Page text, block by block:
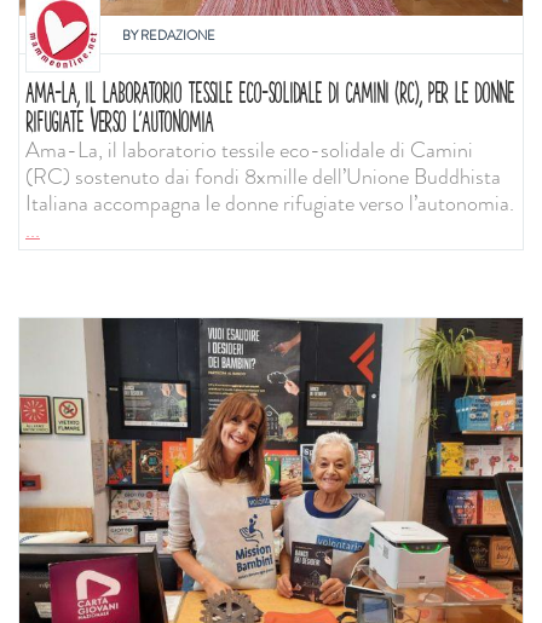
BYREDAZIONE
AMA-LA, IL LABORATORIO TESSILE ECO-SOLIDALE DI CAMINI (RC), PER LE DONNE
RIFUGIATE VERSO L’AUTONOMIA
Ama-La, il laboratorio tessile eco-solidale di Camini
(RC) sostenuto dai fondi 8xmille dell’Unione Buddhista
Italiana accompagna le donne rifugiate verso l’autonomia.
...